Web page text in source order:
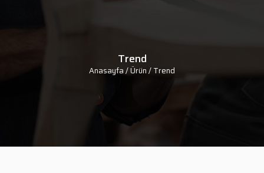
Trend
Anasayfa/ Ürün / Trend